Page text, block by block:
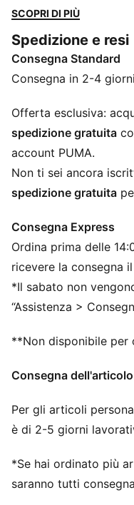
l'atteggiamento
Léopold Sédar Senghor.
CARATTERISTICHE +
Nell'ambito del
proveniente da scarti
DETTAGLI
Vestibilità regolare
sulle maniche
Maniche corte
Pannelli laterali curvi
Logo PUMA Cat sul
SCOPRI DI PIÙ
Spedizione e resi
Consegna Standard
Consegna in 2-4
Offerta esclusiva:
spedizione gratuita
account PUMA.
Non ti sei ancora
spedizione gratuita
Consegna Express
Ordina prima delle
ricevere la consegna
*Il sabato non
“Assistenza >
**Non disponibile per
Consegna
Per gli articoli
è di 2-5 giorni
*Se hai ordinato più
saranno tutti